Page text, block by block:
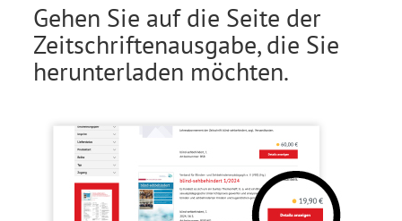
Gehen Sie auf die Seite der
Zeitschriftenausgabe, die Sie
herunterladen möchten.